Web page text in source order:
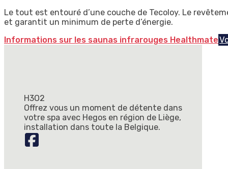
Le tout est entouré d’une couche de Tecoloy. Le
et garantit un minimum de perte d’énergie.
Informations sur les saunas infrarouges Healthmate
H3O2
Offrez vous un moment de détente dans
votre spa avec Hegos en région de Liège,
installation dans toute la Belgique.